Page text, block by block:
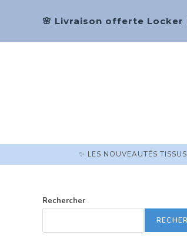
🌸 Livraison offerte Locker
✨ LES NOUVEAUTÉS
Rechercher